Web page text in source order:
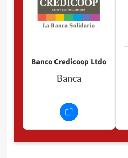
Banco Credicoop Ltdo
Banca